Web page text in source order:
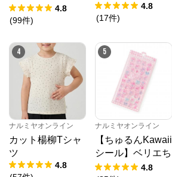
ニック
4.8
(99件)
4.8
(17件)
4
ナルミヤオンライン
カット楊柳Tシャ
ツ
4.8
5
ナルミヤオンライン
【ちゅるんKawaii
シール】ベリエち
ゃん
4.8